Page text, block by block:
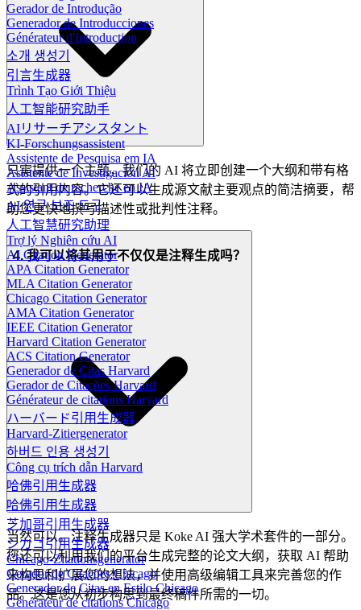
Gerador de Introdução
Generador de Introducciones
Générateur d'Introduction
소개 생성기
引言生成器
Trình Tạo Giới Thiệu
人工智能研究助手
AIリサーチアシスタント
KI-Forschungsassistent
Assistente de Pesquisa em IA
Asistente de Investigación AI
Assistant de recherche en IA
AI 연구 보조 도구
人工智慧研究助理
Trợ lý Nghiên cứu AI
AI Citation Generator
APA Citation Generator
MLA Citation Generator
Chicago Citation Generator
AMA Citation Generator
IEEE Citation Generator
Harvard Citation Generator
ACS Citation Generator
Generador de Citas Harvard
Gerador de Citações Harvard
Générateur de citations Harvard
ハーバード引用生成器
Harvard-Zitiergenerator
하버드 인용 생성기
Công cụ trích dẫn Harvard
哈佛引用生成器
哈佛引用生成器
芝加哥引用生成器
シカゴ引用生成器
Chicago-Zitationsgenerator
Gerador de Citações Chicago
Generador de Citas en Estilo Chicago
Générateur de citations Chicago
只需提供一个主题，我们的 AI 将立即创建一个大纲和带有格
式的引用内容。它还可以生成源文献主要观点的简洁摘要，帮
助您更快地撰写描述性或批判性注释。
4. 我可以将其用于不仅仅是注释生成吗？
当然可以。注释生成器只是 Koke AI 强大学术套件的一部分。
您还可以利用我们的平台生成完整的论文大纲，获取 AI 帮助
来构思和扩展您的想法，并使用高级编辑工具来完善您的作
品。这是您从初步构思到最终稿件所需的一切。